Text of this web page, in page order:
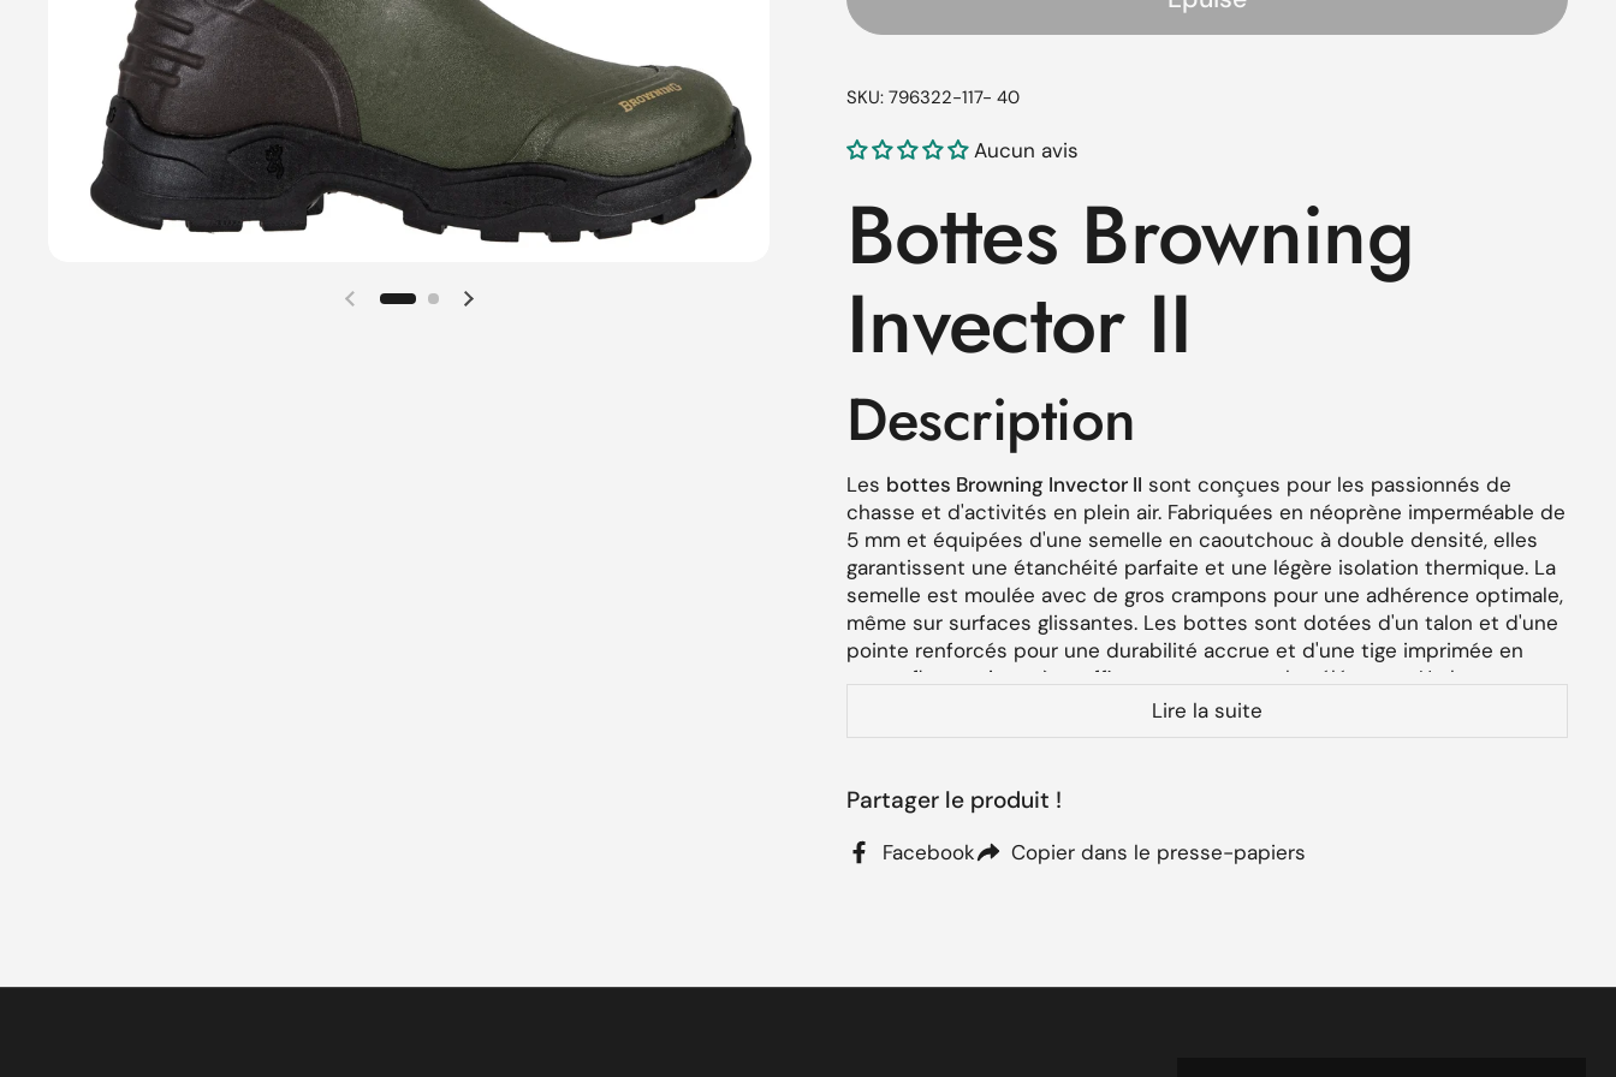
Diapositive précédente
Diapositive suivante
SKU: 796322-117- 40
Aucun avis
Bottes Browning
Invector II
Description
Les bottes Browning Invector II sont conçues pour les passionnés de
chasse et d'activités en plein air. Fabriquées en néoprène imperméable de
5 mm et équipées d'une semelle en caoutchouc à double densité, elles
garantissent une étanchéité parfaite et une légère isolation thermique. La
semelle est moulée avec de gros crampons pour une adhérence optimale,
même sur surfaces glissantes. Les bottes sont dotées d'un talon et d'une
pointe renforcés pour une durabilité accrue et d'une tige imprimée en
camouflage qui protège efficacement contre les éléments. Un logo
Browning distinctif vient rehausser ce modèle d'exception.
Caractéristiques
Lire la suite
Partager le produit !
Facebook Copier dans le presse-papiers